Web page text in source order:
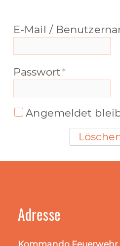
E-Mail /
Passwort*
Angemeldet
Adresse
Kommando Feuerwehr